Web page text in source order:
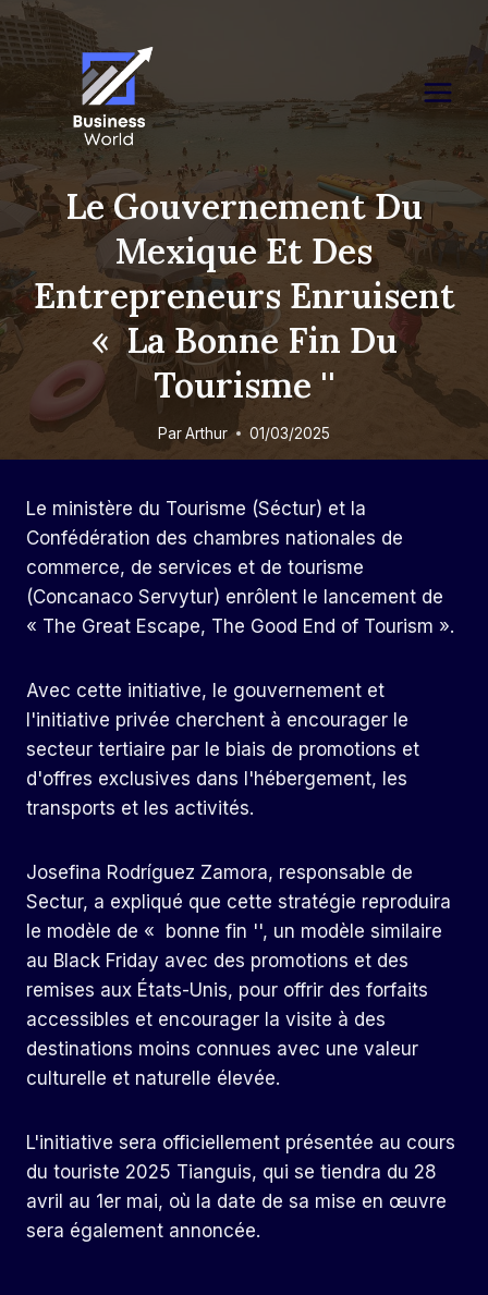
Skip
to
content
Le Gouvernement Du
Mexique Et Des
Entrepreneurs Enruisent
« La Bonne Fin Du
Tourisme ''
ParArthur 01/03/2025
Le ministère du Tourisme (Séctur) et la
Confédération des chambres nationales de
commerce, de services et de tourisme
(Concanaco Servytur) enrôlent le lancement de
« The Great Escape, The Good End of Tourism ».
Avec cette initiative, le gouvernement et
l'initiative privée cherchent à encourager le
secteur tertiaire par le biais de promotions et
d'offres exclusives dans l'hébergement, les
transports et les activités.
Josefina Rodríguez Zamora, responsable de
Sectur, a expliqué que cette stratégie reproduira
le modèle de « bonne fin '', un modèle similaire
au Black Friday avec des promotions et des
remises aux États-Unis, pour offrir des forfaits
accessibles et encourager la visite à des
destinations moins connues avec une valeur
culturelle et naturelle élevée.
L'initiative sera officiellement présentée au cours
du touriste 2025 Tianguis, qui se tiendra du 28
avril au 1er mai, où la date de sa mise en œuvre
sera également annoncée.